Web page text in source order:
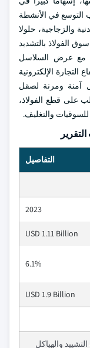
التوسع في الأنشطة
والزجاجية، حلولا
الفولاذ بالتشديد
مع عرض السلاسل
التجارة الإلكترونية
آمنة ومرنة لصقل
على قطع الفولاذ،
والتغليف.
التفاصيل
2023
USD 1.11 Billion
6.1%
USD 1.9 Billion
والهياكل